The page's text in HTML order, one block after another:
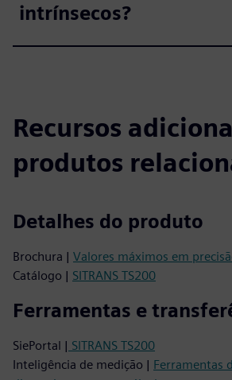
intrínsecos?
Recursos
produtos
Detalhes do produto
Brochura | Valores máximos em
Catálogo | SITRANS TS200
Ferramentas e
SiePortal | SITRANS TS200
Inteligência de medição | Ferramentas